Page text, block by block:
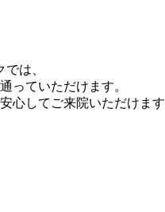
は、
っていただけます。
心してご来院いただけます